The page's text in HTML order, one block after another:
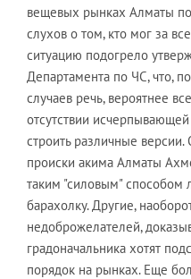
вещевых рынках Алматы
слухов о том, кто мог за
ситуацию подогрело
Департамента по ЧС, что,
случаев речь, вероятнее
отсутствии
строить различные
происки акима Алматы
таким "силовым" способом
барахолку. Другие,
недоброжелателей,
градоначальника хотят
порядок на рынках. Еще